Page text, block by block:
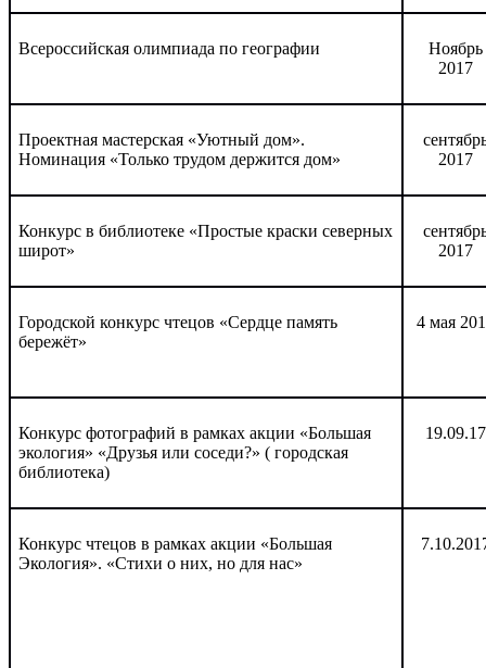
Всероссийская олимпиада по географии
Ноябрь
2017
Проектная мастерская «Уютный дом».
Номинация «Только трудом держится дом»
2017
Конкурс в библиотеке «Простые краски северных
широт»
2017
Городской конкурс чтецов «Сердце память
бережёт»
4 мая
Конкурс фотографий в рамках акции «Большая
экология» «Друзья или соседи?» ( городская
библиотека)
19.09.17
Конкурс чтецов в рамках акции «Большая
Экология». «Стихи о них, но для нас»